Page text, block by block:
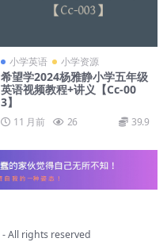
小学英语 小学资源
希望学2024杨雅静小学五年级
英语视频教程+讲义【Cc-00
3】
11 月前 26 39.9
- All rights reserved